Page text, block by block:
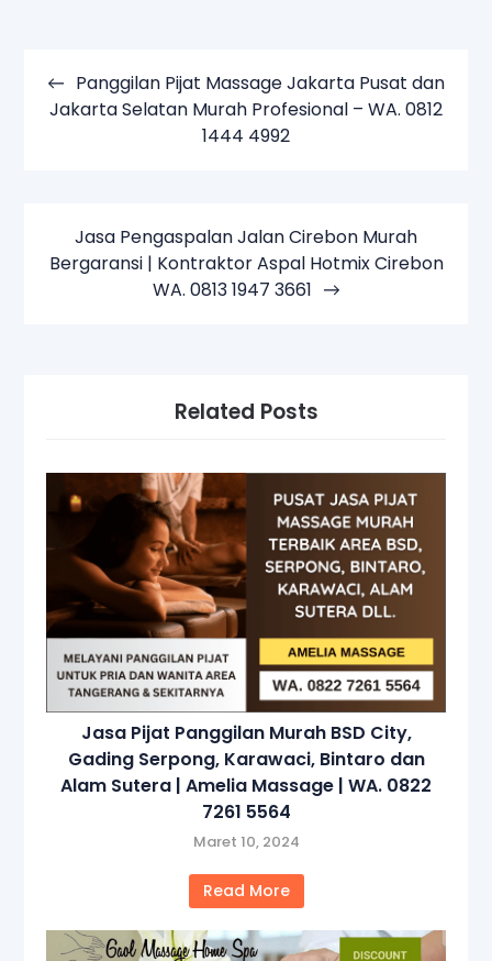
pos Panggilan Pijat Massage Jakarta Pusat dan
Jakarta Selatan Murah Profesional – WA. 0812
1444 4992
Jasa Pengaspalan Jalan Cirebon Murah
Bergaransi | Kontraktor Aspal Hotmix Cirebon
WA. 0813 1947 3661
Related Posts
Jasa Pijat Panggilan Murah BSD City,
Gading Serpong, Karawaci, Bintaro dan
Alam Sutera | Amelia Massage | WA. 0822
7261 5564
Maret 10, 2024
Read More